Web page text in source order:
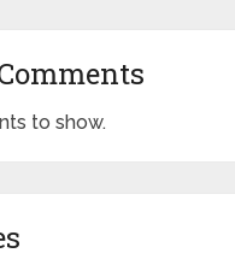
to show.